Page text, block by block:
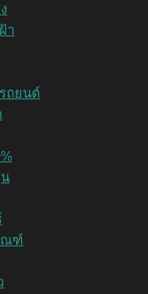
า
ถยนต์
ณฑ์